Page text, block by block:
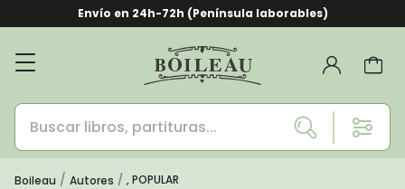
Envío en 24h-72h (Península laborables)
Boileau Autores , POPULAR